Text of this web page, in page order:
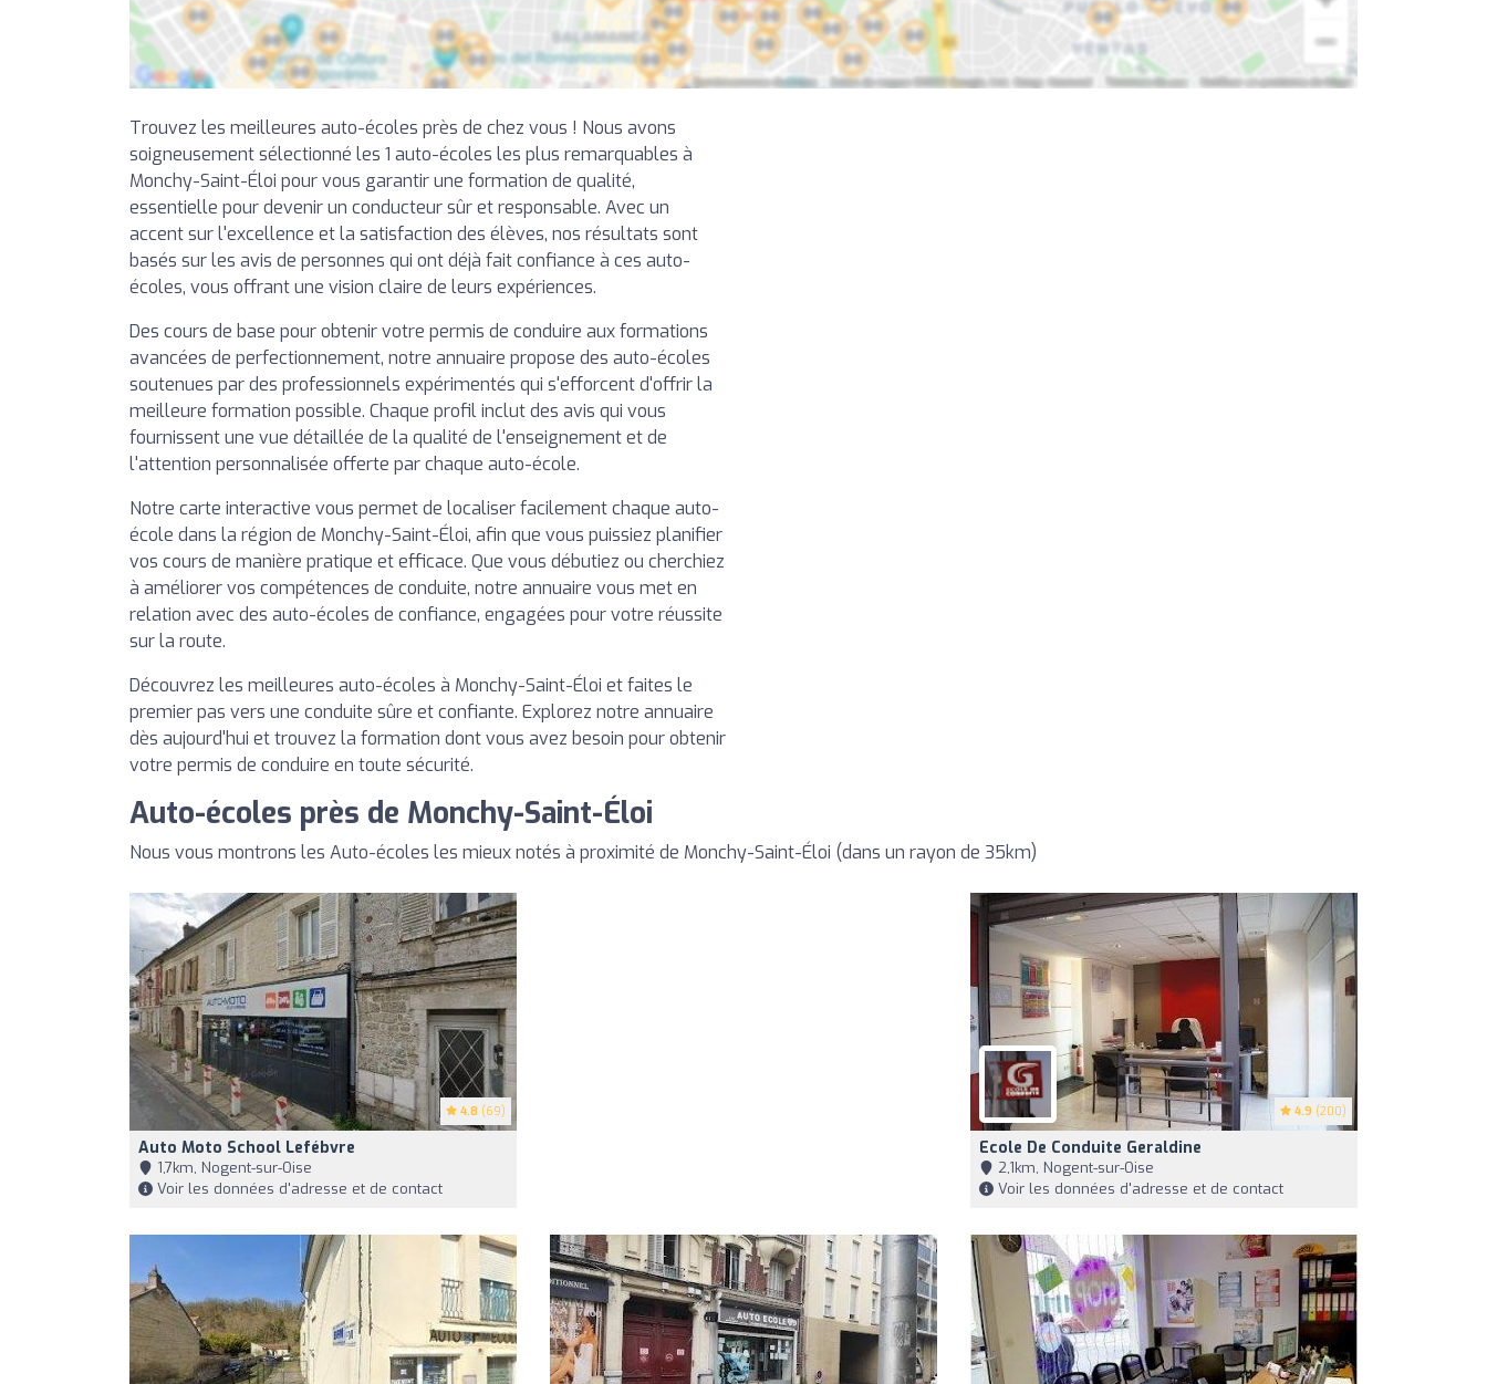
Trouvez les meilleures auto-écoles près de chez vous ! Nous avons
soigneusement sélectionné les 1 auto-écoles les plus remarquables à
Monchy-Saint-Éloi pour vous garantir une formation de qualité,
essentielle pour devenir un conducteur sûr et responsable. Avec un
accent sur l'excellence et la satisfaction des élèves, nos résultats sont
basés sur les avis de personnes qui ont déjà fait confiance à ces auto-
écoles, vous offrant une vision claire de leurs expériences.
Des cours de base pour obtenir votre permis de conduire aux formations
avancées de perfectionnement, notre annuaire propose des auto-écoles
soutenues par des professionnels expérimentés qui s'efforcent d'offrir la
meilleure formation possible. Chaque profil inclut des avis qui vous
fournissent une vue détaillée de la qualité de l'enseignement et de
l'attention personnalisée offerte par chaque auto-école.
Notre carte interactive vous permet de localiser facilement chaque auto-
école dans la région de Monchy-Saint-Éloi, afin que vous puissiez planifier
vos cours de manière pratique et efficace. Que vous débutiez ou cherchiez
à améliorer vos compétences de conduite, notre annuaire vous met en
relation avec des auto-écoles de confiance, engagées pour votre réussite
sur la route.
Découvrez les meilleures auto-écoles à Monchy-Saint-Éloi et faites le
premier pas vers une conduite sûre et confiante. Explorez notre annuaire
dès aujourd'hui et trouvez la formation dont vous avez besoin pour obtenir
votre permis de conduire en toute sécurité.
Auto-écoles près de Monchy-Saint-Éloi
Nous vous montrons les Auto-écoles les mieux notés à proximité de Monchy-Saint-Éloi (dans un rayon de 35km)
4.8 (69)
Auto Moto School Lefébvre
1,7km, Nogent-sur-Oise
Voir les données d'adresse et de contact
4.9 (200)
Ecole De Conduite Geraldine
2,1km, Nogent-sur-Oise
Voir les données d'adresse et de contact